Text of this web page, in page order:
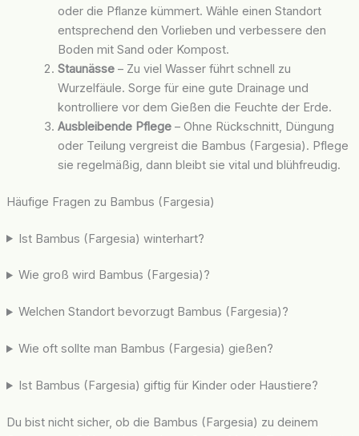
oder die Pflanze kümmert. Wähle einen Standort
entsprechend den Vorlieben und verbessere den
Boden mit Sand oder Kompost.
Staunässe– Zu viel Wasser führt schnell zu
Wurzelfäule. Sorge für eine gute Drainage und
kontrolliere vor dem Gießen die Feuchte der Erde.
Ausbleibende Pflege– Ohne Rückschnitt, Düngung
oder Teilung vergreist die Bambus (Fargesia). Pflege
sie regelmäßig, dann bleibt sie vital und blühfreudig.
Häufige Fragen zu Bambus (Fargesia)
Ist Bambus (Fargesia) winterhart?
Wie groß wird Bambus (Fargesia)?
Welchen Standort bevorzugt Bambus (Fargesia)?
Wie oft sollte man Bambus (Fargesia) gießen?
Ist Bambus (Fargesia) giftig für Kinder oder Haustiere?
Du bist nicht sicher, ob die Bambus (Fargesia) zu deinem